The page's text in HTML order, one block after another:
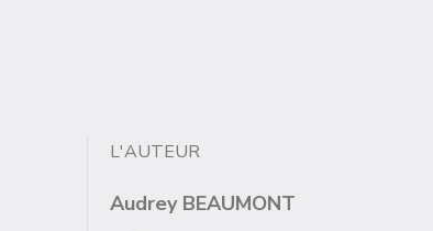
L'AUTEUR
Audrey BEAUMONT